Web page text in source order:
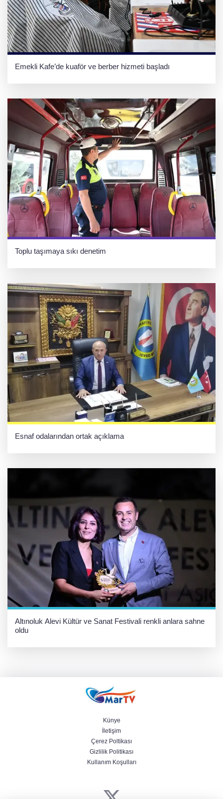
Emekli Kafe’de kuaför ve berber hizmeti başladı
Toplu taşımaya sıkı denetim
Esnaf odalarından ortak açıklama
Altınoluk Alevi Kültür ve Sanat Festivali renkli anlara sahne
oldu
Künye
İletişim
Çerez Poltikası
Gizlilik Politikası
Kullanım Koşulları